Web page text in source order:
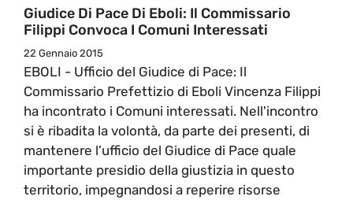
Giudice Di Pace Di Eboli: Il Commissario
Filippi Convoca I Comuni Interessati
22 Gennaio 2015
EBOLI - Ufficio del Giudice di Pace: Il
Commissario Prefettizio di Eboli Vincenza Filippi
ha incontrato i Comuni interessati. Nell'incontro
si è ribadita la volontà, da parte dei presenti, di
mantenere l’ufficio del Giudice di Pace quale
importante presidio della giustizia in questo
territorio, impegnandosi a reperire risorse